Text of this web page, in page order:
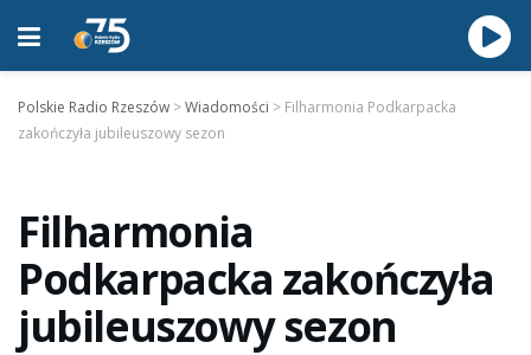
Polskie Radio Rzeszów >Wiadomości > Filharmonia Podkarpacka
zakończyła jubileuszowy sezon
Filharmonia
Podkarpacka zakończyła
jubileuszowy sezon